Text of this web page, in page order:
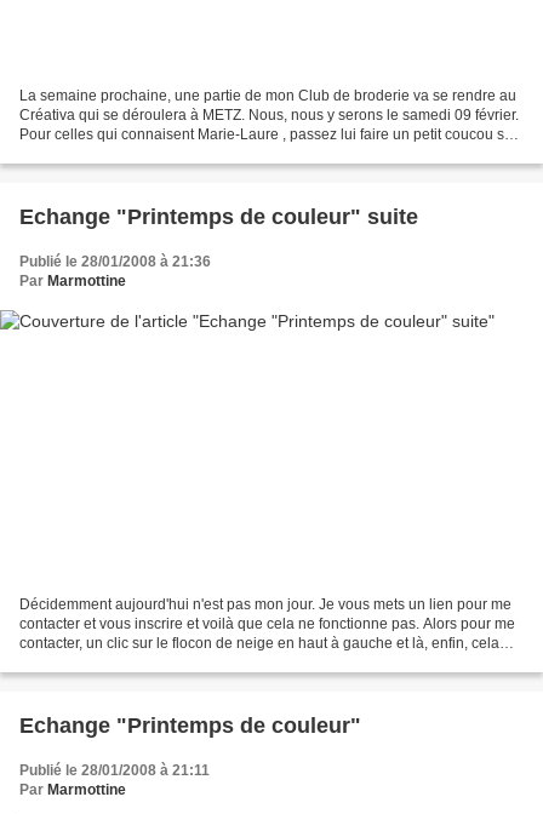
La semaine prochaine, une partie de mon Club de broderie va se rendre au
Créativa qui se déroulera à METZ. Nous, nous y serons le samedi 09 février.
Pour celles qui connaisent Marie-Laure , passez lui faire un petit coucou sur
Echange "Printemps de couleur" suite
Publié le 28/01/2008 à 21:36
Par Marmottine
Décidemment aujourd'hui n'est pas mon jour. Je vous mets un lien pour me
contacter et vous inscrire et voilà que cela ne fonctionne pas. Alors pour me
contacter, un clic sur le flocon de neige en haut à gauche et là, enfin, cela
Echange "Printemps de couleur"
Publié le 28/01/2008 à 21:11
Par Marmottine